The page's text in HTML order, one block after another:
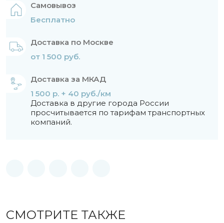
Самовывоз
Бесплатно
Доставка по Москве
от 1 500 руб.
Доставка за МКАД
1 500 р. + 40 руб./км
Доставка в другие города России
просчитывается по тарифам транспортных
компаний.
СМОТРИТЕ ТАКЖЕ